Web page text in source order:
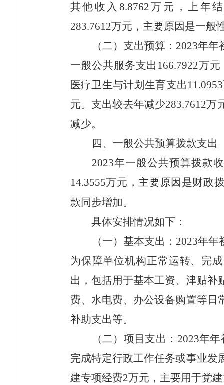
其他收入 8.8762万元，上年
283.7612万元，主要原因是一般
（二）支出预算： 2023年年
一般公共服务支出 166.7922万元
医疗卫生与计划生育支出 11.0953
元。支出较去年减少283.7612万
减少。
四、一般公共预算拨款支出
2023年一般公共预算拨款
14.3555万元，主要原因是财政
款同步增加。
具体安排情况如下：
（一）基本支出： 2023年年
为保障单位机构正常运转、完
出，包括用于基本工资、津贴补
费、水电费、办公设备购置等日
补助支出等。
（二）项目支出： 2023年年
完成特定行政工作任务或事业发
建专项经费2万元，主要用于党